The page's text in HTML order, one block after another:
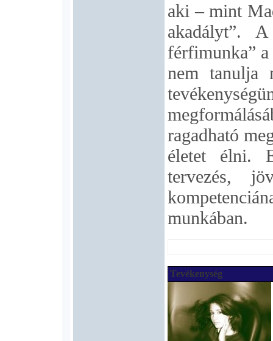
aki – mint
akadályt”.
férfimunka”
nem tanulja
ragadható
életet élni.
tervezés,
munkában.
Tevékenység